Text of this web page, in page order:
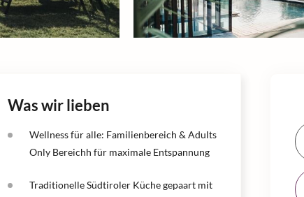
Was wir lieben
Wellness für alle: Familienbereich & Adults
Only Bereichh für maximale Entspannung
Traditionelle Südtiroler Küche gepaart mit